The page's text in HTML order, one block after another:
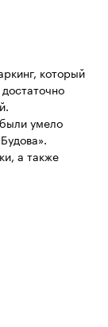
который
умело
а также